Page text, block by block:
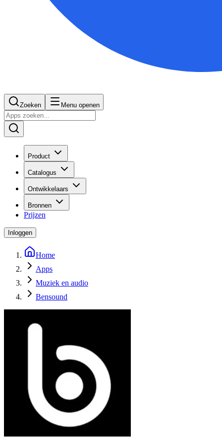
Zoeken Menu openen
Product
Catalogus
Ontwikkelaars
Bronnen
Prijzen
Inloggen
Home
Apps
Muziek en audio
Bensound